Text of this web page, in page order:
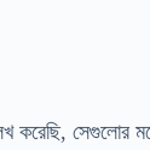
করেছি, সেগুলোর